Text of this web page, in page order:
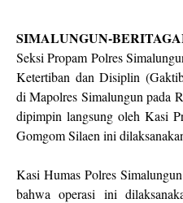
SIMALUNGUN-
Seksi Propam Polres
Ketertiban dan Disiplin
di Mapolres Simalungun pada
dipimpin langsung oleh Kasi
Gomgom Silaen ini
Kasi Humas Polres
bahwa operasi ini